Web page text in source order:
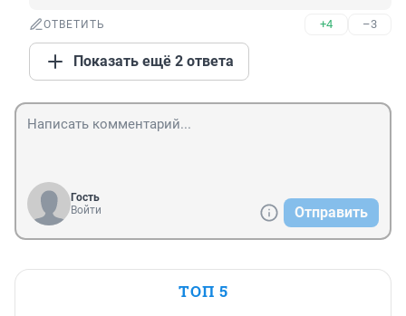
ОТВЕТИТЬ +4 –3
Показать ещё 2 ответа
Гость
Войти
Отправить
ТОП 5